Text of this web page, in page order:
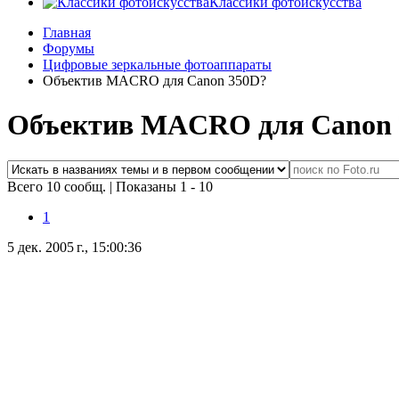
Главная
Форумы
Цифровые зеркальные фотоаппараты
Объектив MACRO для Canon 350D?
Объектив MACRO для Canon
Всего 10 сообщ. | Показаны 1 - 10
1
5 дек. 2005 г., 15:00:36